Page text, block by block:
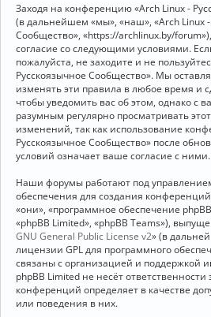
и
н
та
ц
и
я
Заходя на конференцию «Arch Linux -
(в дальнейшем «мы», «наш», «Arch Linux -
Сообщество», «https://archlinux.by/
согласие со следующими условиями.
пожалуйста, не заходите и не
Русскоязычное Сообщество». Мы
изменять эти правила в любое время и
чтобы уведомить вас об этом, однако с
разумным регулярно просматривать
изменений, так как использование
Русскоязычное Сообщество» после
условий означает ваше согласие с ними.
Наши форумы работают под
обеспечения для создания
«они», «программное обеспечение
«phpBB Limited», «phpBB Teams»),
GNU General Public License v2» (в
лицензии GPL для программного
связаны с организацией и поддержкой
phpBB Limited не несёт
конференций определяет в качестве
или поведения в них.